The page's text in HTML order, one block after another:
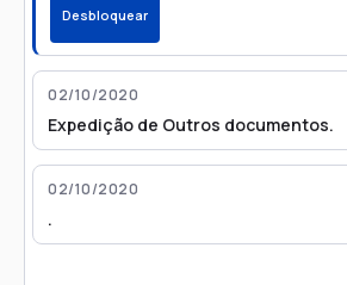
Desbloquear
02/10/2020
Expedição de Outros documentos.
02/10/2020
.